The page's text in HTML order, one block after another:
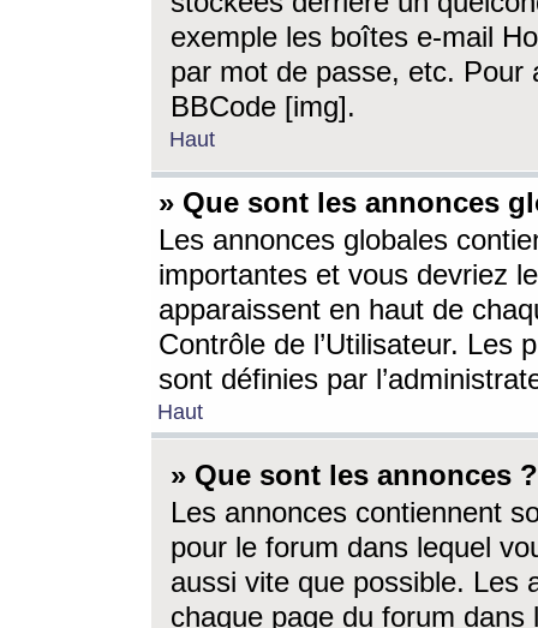
exemple les boîtes e-mail
par mot de passe, etc. Pour
BBCode [img].
Haut
» Que sont les annonces
Les annonces globales
importantes et vous devriez
apparaissent en haut de
Contrôle de l’Utilisateur. Les
sont définies par
Haut
» Que sont les annonces ?
Les annonces contiennent
pour le forum dans lequel
aussi vite que possible. Les
chaque page du forum dans